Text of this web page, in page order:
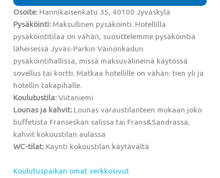
Osoite: Hannikaisenkatu 35, 40100 Jyväskylä
Pysäköinti:Maksullinen pysäköinti. Hotellilla
pysäköintitilaa on vähän, suosittelemme pysäköintiä
läheisessä Jyväs-Parkin Väinönkadun
pysäköintihallissa, missä maksuvälineinä käytössä
sovellus tai kortti. Matkaa hotellille on vähän: tien yli ja
hotellin takapihalle.
Koulutustila:Viitaniemi
Lounas ja kahvit:Lounas varaustilanteen mukaan joko
buffetista Franseskan salissa tai Frans&Sandrassa,
kahvit kokoustilan aulassa
WC-tilat:Käynti kokoustilan käytävältä
Koulutuspaikan omat verkkosivut